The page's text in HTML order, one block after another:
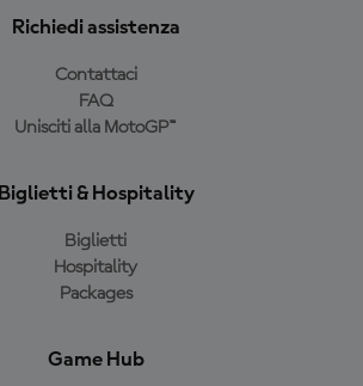
Richiedi assistenza
Contattaci
FAQ
Unisciti alla MotoGP™
Biglietti & Hospitality
Biglietti
Hospitality
Packages
Game Hub